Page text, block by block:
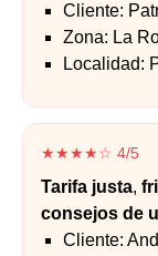
Cliente:
Zona: La
Localidad:
★★★★☆ 4/5
Tarifa justa,
consejos de
Cliente: